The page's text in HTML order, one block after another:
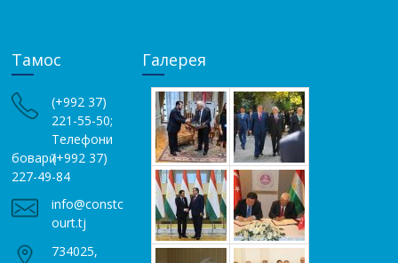
Тамос
(+992 37)
221-55-50;
Телефони
боварӣ (+992 37)
227-49-84
info@constc
ourt.tj
734025,
Галерея